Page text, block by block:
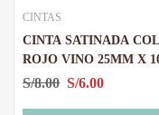
CINTAS
CINTA SATINADA
ROJO VINO 25MM X
METROS
S/8.00 S/6.00